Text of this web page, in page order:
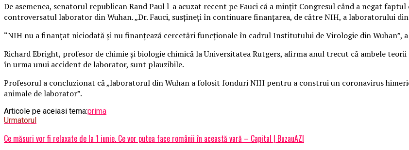
De asemenea, senatorul republican Rand Paul l-a acuzat recent pe Fauci că a mințit Congresul când a negat
controversatul laborator din Wuhan. „Dr. Fauci, susțineți în continuare finanțarea, de către NIH, a laboratorului
“NIH nu a finanțat niciodată și nu finanțează cercetări funcționale în cadrul Institutului de Virologie din Wuhan”,
Richard Ebright, profesor de chimie și biologie chimică la Universitatea Rutgers, afirma anul trecut că ambele
în urma unui accident de laborator, sunt plauzibile.
Profesorul a concluzionat că „laboratorul din Wuhan a folosit fonduri NIH pentru a construi un coronavirus
animale de laborator”.
Articole pe aceiasi tema:prima
Urmatorul
Ce măsuri vor fi relaxate de la 1 iunie. Ce vor putea face românii în această vară – Capital | BuzauAZI